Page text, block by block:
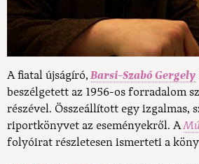
A fiatal újságíró,Barsi-Szabó Gergely
beszélgetett az 1956-os forradalom
részével. Összeállított egy izgalmas,
riportkönyvet az eseményekről. A
folyóirat részletesen ismerteti a